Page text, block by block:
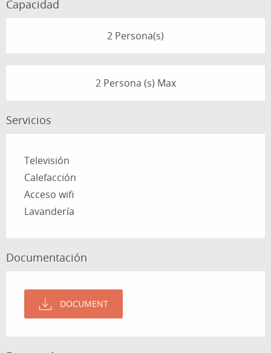
Capacidad
2 Persona(s)
2 Persona (s) Max
Servicios
Televisión
Calefacción
Acceso wifi
Lavandería
Documentación
DOCUMENT